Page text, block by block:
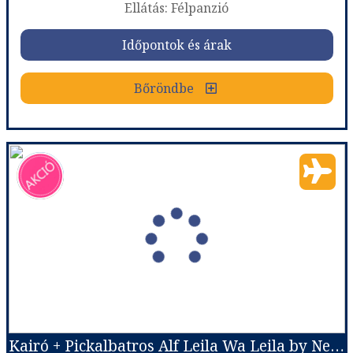
Időpontok és árak
Bőröndbe
Ellátás: Félpanzió
Időpontok és árak
Bőröndbe
Kairó+ Pickalbatros Aqua Blu Resort (ex.Sea World) ****, Egyiptom
Kairó + Hurghada
Utazás módja: Repülővel
Ellátás: Félpanzió
Szálláskategória:Hotel ****
Időpont: 2026-09-26 | 7 éj Kairó + Pickalbatros Alf Leila Wa Leila by Neverland ****, Egyiptom